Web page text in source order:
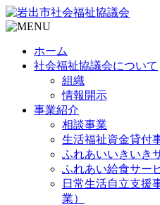
ホーム
社会福祉協議会について
組織
情報開示
事業紹介
相談事業
生活福祉資金貸付
ふれあいいきいき
ふれあい給食サー
日常生活自立支援
業）